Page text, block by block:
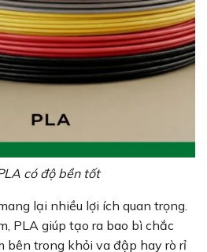
có độ bền tốt
lại nhiều lợi ích quan trọng.
PLA giúp tạo ra bao bì chắc
bên trong khỏi va đập hay rò rỉ